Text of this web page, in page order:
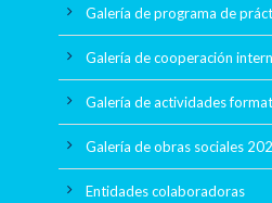
Galería de programa de
Galería de cooperación
Galería de actividades
Galería de obras sociales
Entidades colaboradoras